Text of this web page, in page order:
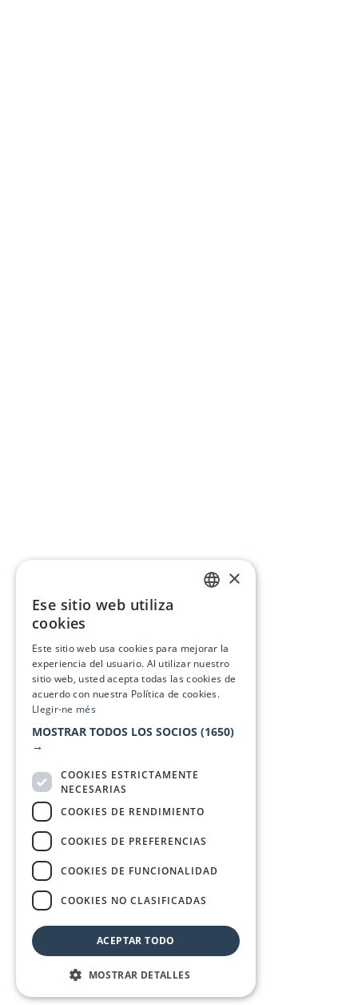
×
Ese sitio web utiliza
cookies
Este sitio web usa cookies para mejorar la
experiencia del usuario. Al utilizar nuestro
sitio web, usted acepta todas las cookies de
acuerdo con nuestra Política de cookies.
Llegir-ne més
MOSTRAR TODOS LOS SOCIOS (1650)
→
COOKIES ESTRICTAMENTE
NECESARIAS
COOKIES DE RENDIMIENTO
COOKIES DE PREFERENCIAS
COOKIES DE FUNCIONALIDAD
COOKIES NO CLASIFICADAS
ACEPTAR TODO
MOSTRAR DETALLES